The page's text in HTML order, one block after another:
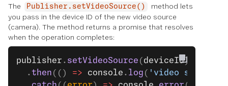
The Publisher.setVideoSource()
method lets
you pass in the device ID of the new video source
(camera). The method returns a promise that resolves
when the operation completes:
publisher . setVideoSource ( deviceId)
  .
then (() => console . log ( 'video source